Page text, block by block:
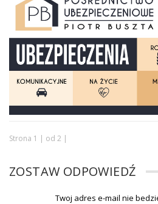
Strona 1 | od 2 |
ZOSTAW ODPOWIEDŹ
Twoj adres e-mail nie